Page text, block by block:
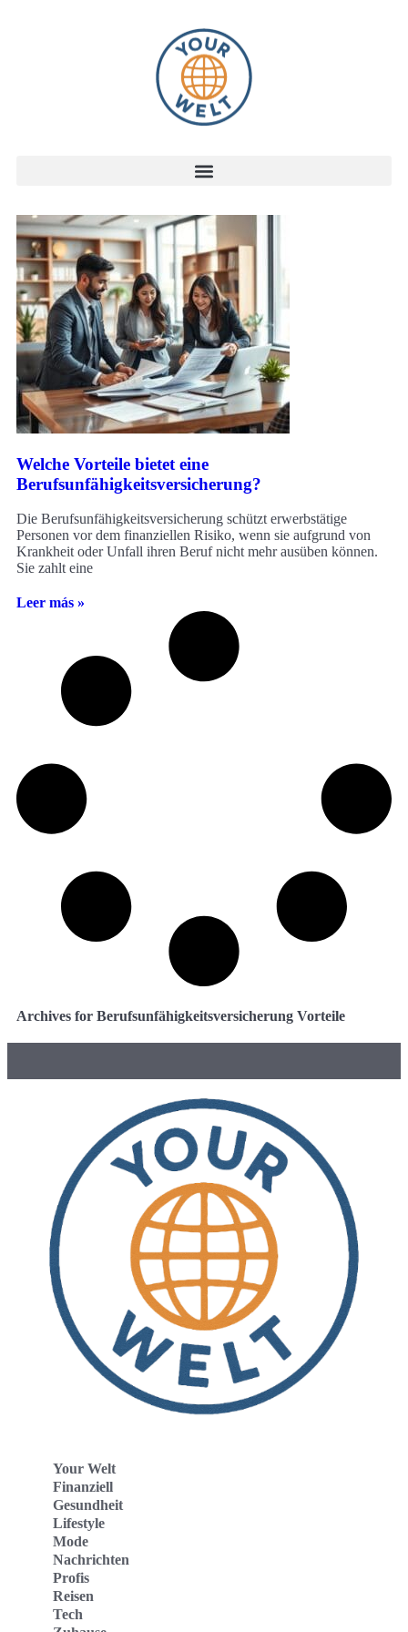
Welche Vorteile bietet eine
Berufsunfähigkeitsversicherung?
Die Berufsunfähigkeitsversicherung schützt erwerbstätige
Personen vor dem finanziellen Risiko, wenn sie aufgrund von
Krankheit oder Unfall ihren Beruf nicht mehr ausüben können.
Sie zahlt eine
Leer más »
Archives for Berufsunfähigkeitsversicherung Vorteile
Your Welt
Finanziell
Gesundheit
Lifestyle
Mode
Nachrichten
Profis
Reisen
Tech